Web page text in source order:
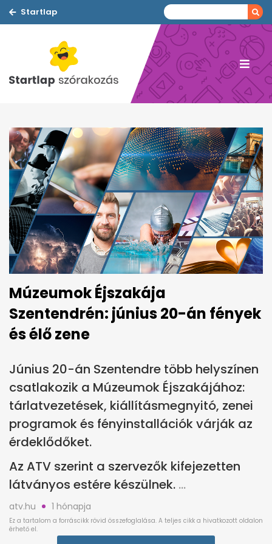
Startlap
Múzeumok Éjszakája
Szentendrén: június 20-án fények
és élő zene
Június 20-án Szentendre több helyszínen
csatlakozik a Múzeumok Éjszakájához:
tárlatvezetések, kiállításmegnyitó, zenei
programok és fényinstallációk várják az
érdeklődőket.
Az ATV szerint a szervezők kifejezetten
látványos estére készülnek.
atv.hu 1 hónapja